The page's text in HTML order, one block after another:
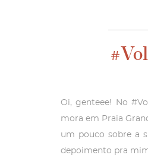
Oi, genteee! No
mora em Praia
um pouco sobre a
depoimento pra